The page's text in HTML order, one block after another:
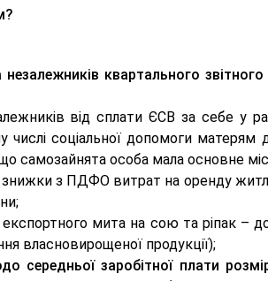
квартального звітного
від сплати ЄСВ за себе у
числі соціальної допомоги матерям
самозайнята особа мала основне
з ПДФО витрат на оренду
мита на сою та ріпак –
власновирощеної продукції);
середньої заробітної плати